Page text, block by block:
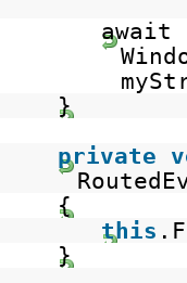
await
}
private
{
this
}